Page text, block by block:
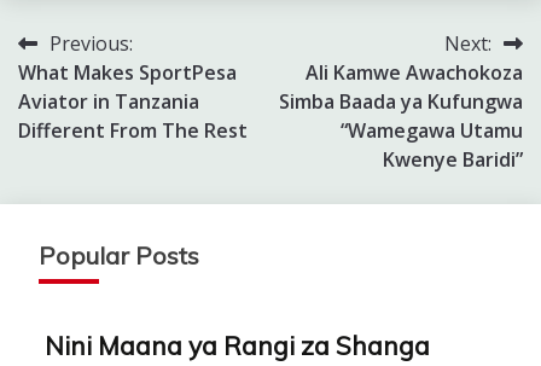
Post
navigation
Previous:
What Makes SportPesa
Aviator in Tanzania
Different From The Rest
Next:
Ali Kamwe Awachokoza
Simba Baada ya Kufungwa
“Wamegawa Utamu
Kwenye Baridi”
Popular Posts
Nini Maana ya Rangi za Shanga